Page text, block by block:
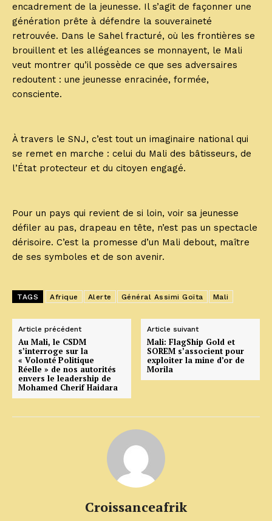
encadrement de la jeunesse. Il s’agit de façonner une
génération prête à défendre la souveraineté
retrouvée. Dans le Sahel fracturé, où les frontières se
brouillent et les allégeances se monnayent, le Mali
veut montrer qu’il possède ce que ses adversaires
redoutent : une jeunesse enracinée, formée,
consciente.
À travers le SNJ, c’est tout un imaginaire national qui
se remet en marche : celui du Mali des bâtisseurs, de
l’État protecteur et du citoyen engagé.
Pour un pays qui revient de si loin, voir sa jeunesse
défiler au pas, drapeau en tête, n’est pas un spectacle
dérisoire. C’est la promesse d’un Mali debout, maître
de ses symboles et de son avenir.
TAGS Afrique Alerte Général Assimi Goïta Mali
Article précédent
Au Mali, le CSDM
s’interroge sur la
« Volonté Politique
Réelle » de nos autorités
envers le leadership de
Mohamed Cherif Haidara
Article suivant
Mali: FlagShip Gold et
SOREM s’associent pour
exploiter la mine d’or de
Morila
Croissanceafrik